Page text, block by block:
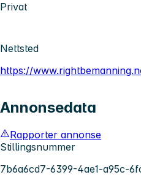
Privat
Nettsted
https://
Annonsedata
Rapporter annonse
Stillingsnummer
7b6a6cd7-6399-4ae1-a95c-